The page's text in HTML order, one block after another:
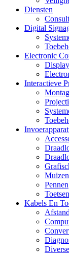
Diensten
Digital
Electronic
Interactieve
Pennen
Kabels En